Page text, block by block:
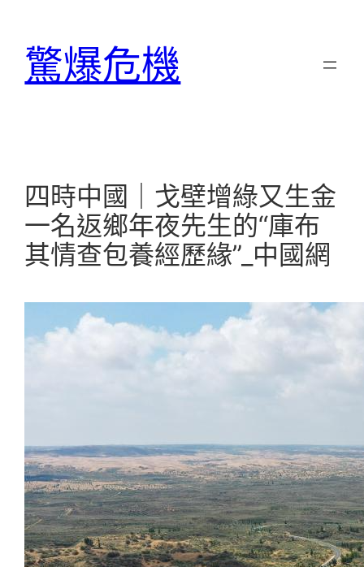
驚爆危機
四時中國｜戈壁增綠又生金
一名返鄉年夜先生的“庫布
其情查包養經歷緣”_中國網